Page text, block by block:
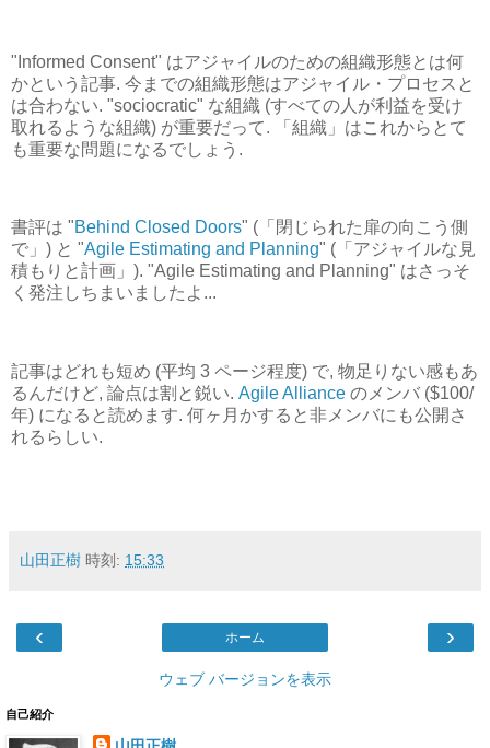
"Informed Consent" はアジャイルのための組織形態とは何
かという記事. 今までの組織形態はアジャイル・プロセスと
は合わない. "sociocratic" な組織 (すべての人が利益を受け
取れるような組織) が重要だって. 「組織」はこれからとて
も重要な問題になるでしょう.
書評は "Behind Closed Doors" (「閉じられた扉の向こう側
で」) と "Agile Estimating and Planning" (「アジャイルな見
積もりと計画」). "Agile Estimating and Planning" はさっそ
く発注しちまいましたよ...
記事はどれも短め (平均 3 ページ程度) で, 物足りない感もあ
るんだけど, 論点は割と鋭い. Agile Alliance のメンバ ($100/
年) になると読めます. 何ヶ月かすると非メンバにも公開さ
れるらしい.
山田正樹 時刻: 15:33
‹ ›
ホーム
ウェブ バージョンを表示
自己紹介